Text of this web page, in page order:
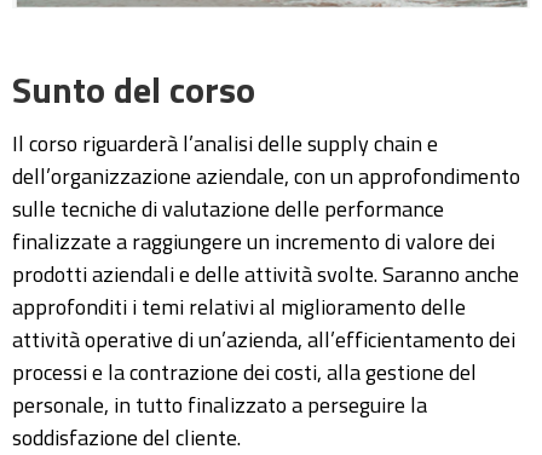
Sunto del corso
Il corso riguarderà l’analisi delle supply chain e
dell’organizzazione aziendale, con un approfondimento
sulle tecniche di valutazione delle performance
finalizzate a raggiungere un incremento di valore dei
prodotti aziendali e delle attività svolte. Saranno anche
approfonditi i temi relativi al miglioramento delle
attività operative di un’azienda, all’efficientamento dei
processi e la contrazione dei costi, alla gestione del
personale, in tutto finalizzato a perseguire la
soddisfazione del cliente.